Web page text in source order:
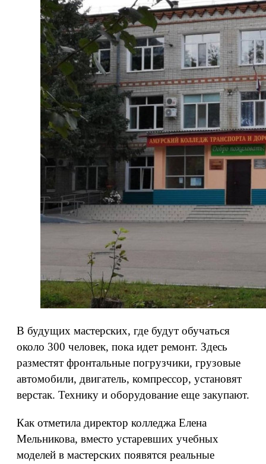
В будущих мастерских, где будут обучаться
около 300 человек, пока идет ремонт. Здесь
разместят фронтальные погрузчики, грузовые
автомобили, двигатель, компрессор, установят
верстак. Технику и оборудование еще закупают.
Как отметила директор колледжа Елена
Мельникова, вместо устаревших учебных
моделей в мастерских появятся реальные